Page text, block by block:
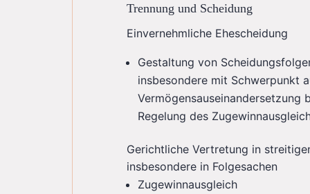
Trennung und Scheidung
Einvernehmliche Ehescheidung
Gestaltung von
insbesondere mit Schwerpunkt
Vermögensauseinandersetzung
Regelung des
Gerichtliche Vertretung in
insbesondere in Folgesachen
Zugewinnausgleich